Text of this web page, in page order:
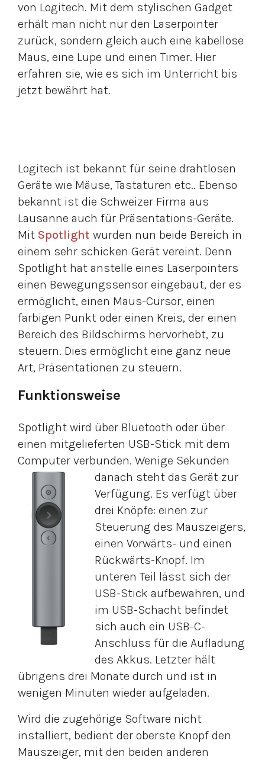
von Logitech. Mit dem stylischen Gadget
erhält man nicht nur den Laserpointer
zurück, sondern gleich auch eine kabellose
Maus, eine Lupe und einen Timer. Hier
erfahren sie, wie es sich im Unterricht bis
jetzt bewährt hat.
Logitech ist bekannt für seine drahtlosen
Geräte wie Mäuse, Tastaturen etc.. Ebenso
bekannt ist die Schweizer Firma aus
Lausanne auch für Präsentations-Geräte.
Mit Spotlight wurden nun beide Bereich in
einem sehr schicken Gerät vereint. Denn
Spotlight hat anstelle eines Laserpointers
einen Bewegungssensor eingebaut, der es
ermöglicht, einen Maus-Cursor, einen
farbigen Punkt oder einen Kreis, der einen
Bereich des Bildschirms hervorhebt, zu
steuern. Dies ermöglicht eine ganz neue
Art, Präsentationen zu steuern.
Funktionsweise
Spotlight wird über Bluetooth oder über
einen mitgelieferten USB-Stick mit dem
Computer verbunden. Wenige Sekunden
danach steht das Gerät zur
Verfügung. Es verfügt über
drei Knöpfe: einen zur
Steuerung des Mauszeigers,
einen Vorwärts- und einen
Rückwärts-Knopf. Im
unteren Teil lässt sich der
USB-Stick aufbewahren, und
im USB-Schacht befindet
sich auch ein USB-C-
Anschluss für die Aufladung
des Akkus. Letzter hält
übrigens drei Monate durch und ist in
wenigen Minuten wieder aufgeladen.
Wird die zugehörige Software nicht
installiert, bedient der oberste Knopf den
Mauszeiger, mit den beiden anderen